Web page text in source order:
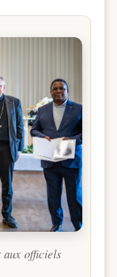
aux officiels